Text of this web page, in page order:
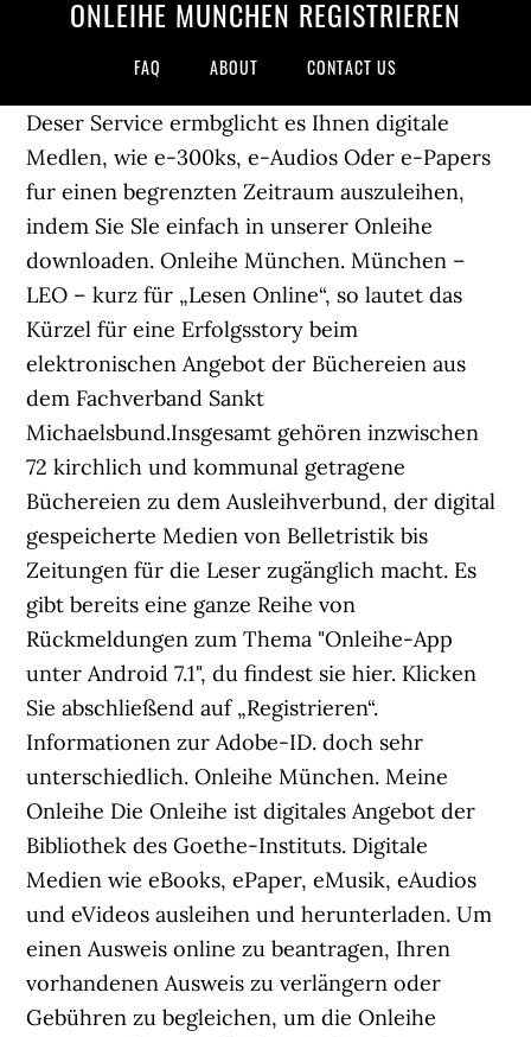
ONLEIHE MÜNCHEN REGISTRIEREN
FAQ ABOUT CONTACT US
Deser Service ermbglicht es Ihnen digitale
Medlen, wie e-300ks, e-Audios Oder e-Papers
fur einen begrenzten Zeitraum auszuleihen,
indem Sie Sle einfach in unserer Onleihe
downloaden. Onleihe München. München –
LEO – kurz für „Lesen Online“, so lautet das
Kürzel für eine Erfolgsstory beim
elektronischen Angebot der Büchereien aus
dem Fachverband Sankt
Michaelsbund.Insgesamt gehören inzwischen
72 kirchlich und kommunal getragene
Büchereien zu dem Ausleihverbund, der digital
gespeicherte Medien von Belletristik bis
Zeitungen für die Leser zugänglich macht. Es
gibt bereits eine ganze Reihe von
Rückmeldungen zum Thema "Onleihe-App
unter Android 7.1", du findest sie hier. Klicken
Sie abschließend auf „Registrieren“.
Informationen zur Adobe-ID. doch sehr
unterschiedlich. Onleihe München. Meine
Onleihe Die Onleihe ist digitales Angebot der
Bibliothek des Goethe-Instituts. Digitale
Medien wie eBooks, ePaper, eMusik, eAudios
und eVideos ausleihen und herunterladen. Um
einen Ausweis online zu beantragen, Ihren
vorhandenen Ausweis zu verlängern oder
Gebühren zu begleichen, um die Onleihe